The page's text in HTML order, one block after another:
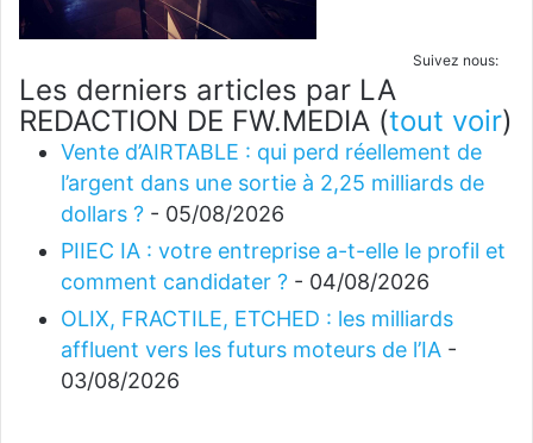
Suivez nous:
Les derniers articles par LA
REDACTION DE FW.MEDIA (tout voir)
Vente d’AIRTABLE : qui perd réellement de
l’argent dans une sortie à 2,25 milliards de
dollars ? - 05/08/2026
PIIEC IA : votre entreprise a-t-elle le profil et
comment candidater ? - 04/08/2026
OLIX, FRACTILE, ETCHED : les milliards
affluent vers les futurs moteurs de l’IA -
03/08/2026